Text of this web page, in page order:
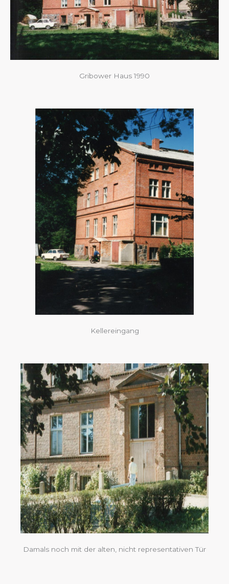
Gribower Haus 1990
Kellereingang
Damals noch mit der alten, nicht representativen Tür